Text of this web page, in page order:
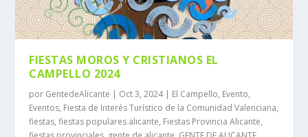
FIESTAS MOROS Y CRISTIANOS EL
CAMPELLO 2024
por GentedeAlicante | Oct 3, 2024| El Campello, Evento,
Eventos, Fiesta de Interés Turístico de la Comunidad Valenciana,
fiestas,fiestas populares alicante, Fiestas Provincia Alicante,